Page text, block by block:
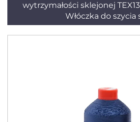
wytrzymałości sklejonej
Włóczka do szycia